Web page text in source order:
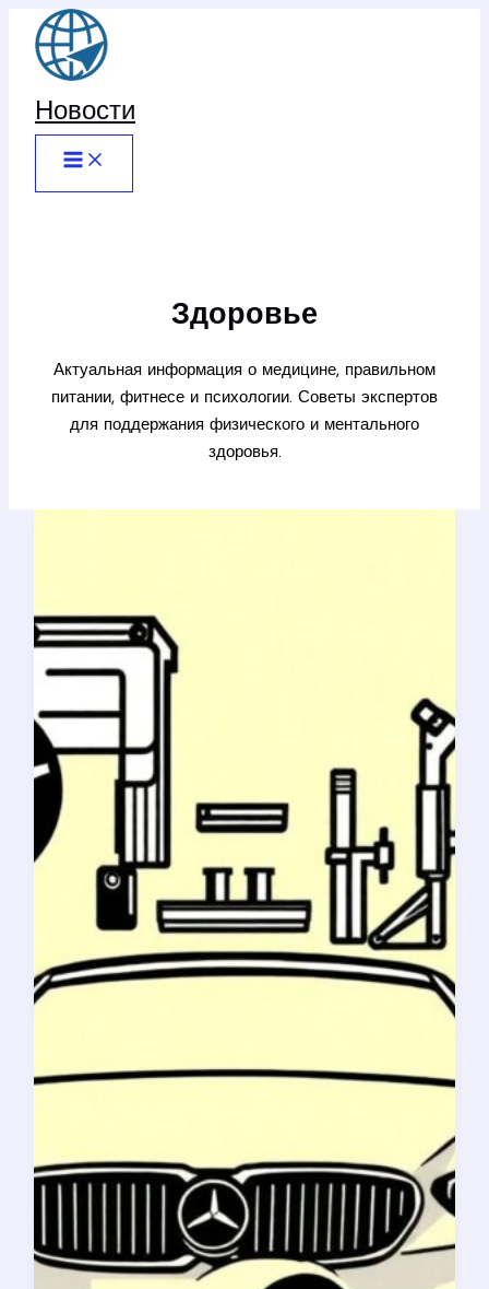
Перейти
содержимому
Новости
Здоровье
Актуальная информация о медицине, правильном
питании, фитнесе и психологии. Советы экспертов
для поддержания физического и ментального
здоровья.